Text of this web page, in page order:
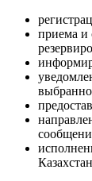
приема и